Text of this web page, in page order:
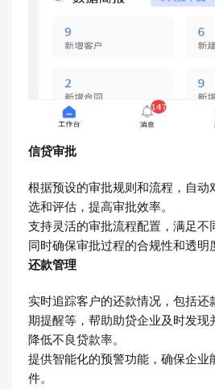
信贷审批
根据预设的审批规则和流程，自动
选和评估，提高审批效率。
支持灵活的审批流程配置，满足不
同时确保审批过程的合规性和透明
还款管理
实时追踪客户的还款情况，包括还
期提醒等，帮助助贷企业及时发现
降低不良贷款率。
提供智能化的预警功能，确保企业
件。